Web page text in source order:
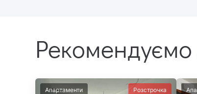
Апартаменти Розстрочка